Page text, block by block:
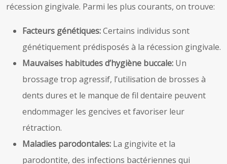
récession gingivale. Parmi les plus courants, on trouve:
Facteurs génétiques:Certains individus sont
génétiquement prédisposés à la récession gingivale.
Mauvaises habitudes d’hygiène buccale: Un
brossage trop agressif, l’utilisation de brosses à
dents dures et le manque de fil dentaire peuvent
endommager les gencives et favoriser leur
rétraction.
Maladies parodontales: La gingivite et la
parodontite, des infections bactériennes qui